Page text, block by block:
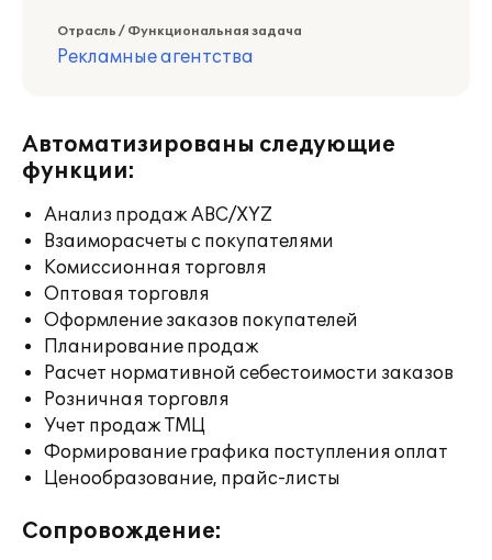
Отрасль / Функциональная задача
Рекламные агентства
Автоматизированы следующие
функции:
Анализ продаж ABC/XYZ
Взаиморасчеты с покупателями
Комиссионная торговля
Оптовая торговля
Оформление заказов покупателей
Планирование продаж
Расчет нормативной себестоимости заказов
Розничная торговля
Учет продаж ТМЦ
Формирование графика поступления оплат
Ценообразование, прайс-листы
Сопровождение: